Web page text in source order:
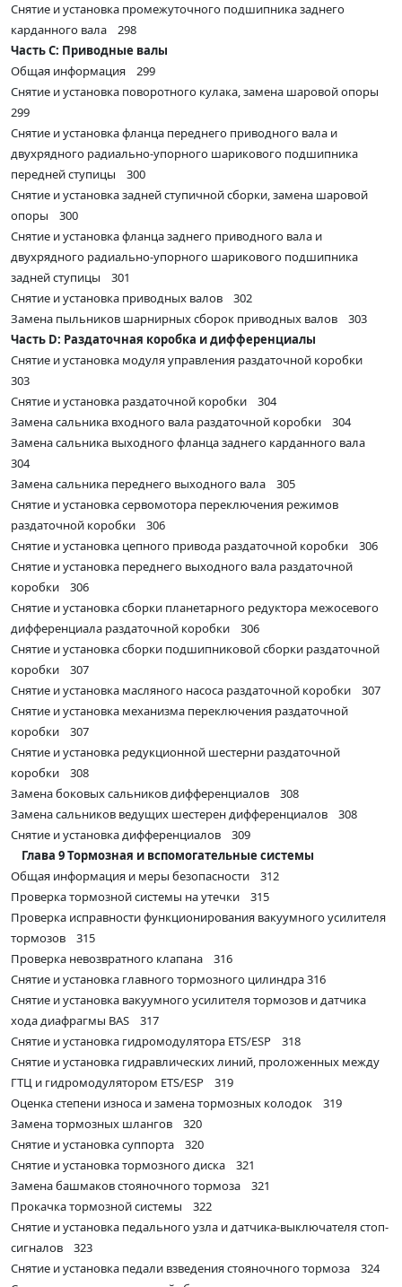
Снятие и установка промежуточного подшипника заднего
карданного вала 298
Часть С: Приводные валы
Общая информация 299
Снятие и установка поворотного кулака, замена шаровой опоры
299
Снятие и установка фланца переднего приводного вала и
двухрядного радиально-упорного шарикового подшипника
передней ступицы 300
Снятие и установка задней ступичной сборки, замена шаровой
опоры 300
Снятие и установка фланца заднего приводного вала и
двухрядного радиально-упорного шарикового подшипника
задней ступицы 301
Снятие и установка приводных валов 302
Замена пыльников шарнирных сборок приводных валов 303
Часть D: Раздаточная коробка и дифференциалы
Снятие и установка модуля управления раздаточной коробки
303
Снятие и установка раздаточной коробки 304
Замена сальника входного вала раздаточной коробки 304
Замена сальника выходного фланца заднего карданного вала
304
Замена сальника переднего выходного вала 305
Снятие и установка сервомотора переключения режимов
раздаточной коробки 306
Снятие и установка цепного привода раздаточной коробки 306
Снятие и установка переднего выходного вала раздаточной
коробки 306
Снятие и установка сборки планетарного редуктора межосевого
дифференциала раздаточной коробки 306
Снятие и установка сборки подшипниковой сборки раздаточной
коробки 307
Снятие и установка масляного насоса раздаточной коробки 307
Снятие и установка механизма переключения раздаточной
коробки 307
Снятие и установка редукционной шестерни раздаточной
коробки 308
Замена боковых сальников дифференциалов 308
Замена сальников ведущих шестерен дифференциалов 308
Снятие и установка дифференциалов 309
Глава 9 Тормозная и вспомогательные системы
Общая информация и меры безопасности 312
Проверка тормозной системы на утечки 315
Проверка исправности функционирования вакуумного усилителя
тормозов 315
Проверка невозвратного клапана 316
Снятие и установка главного тормозного цилиндра 316
Снятие и установка вакуумного усилителя тормозов и датчика
хода диафрагмы BAS 317
Снятие и установка гидромодулятора ETS/ESP 318
Снятие и установка гидравлических линий, проложенных между
ГТЦ и гидромодулятором ETS/ESP 319
Оценка степени износа и замена тормозных колодок 319
Замена тормозных шлангов 320
Снятие и установка суппорта 320
Снятие и установка тормозного диска 321
Замена башмаков стояночного тормоза 321
Прокачка тормозной системы 322
Снятие и установка педального узла и датчика-выключателя стоп-
сигналов 323
Снятие и установка педали взведения стояночного тормоза 324